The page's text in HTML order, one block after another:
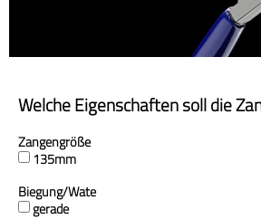
Welche Eigenschaften soll die
Zangengröße
135mm
Biegung/Wate
gerade